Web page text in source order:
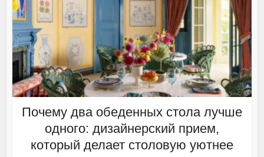
Почему два обеденных стола лучше
одного: дизайнерский прием,
который делает столовую уютнее